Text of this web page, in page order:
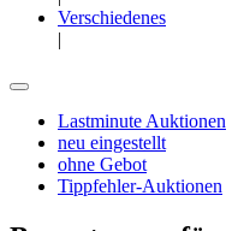
Verschiedenes
|
Lastminute Auktionen
neu eingestellt
ohne Gebot
Tippfehler-Auktionen